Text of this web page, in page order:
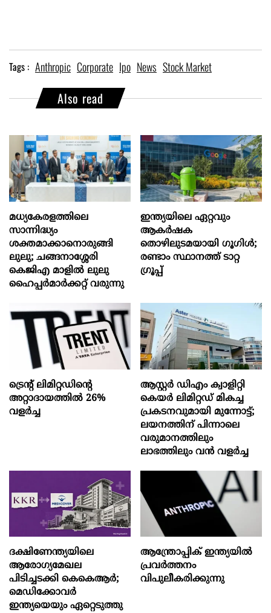
Tags : Anthropic Corporate Ipo News Stock Market
Also read
മധ്യകേരളത്തിലെ
സാന്നിദ്ധ്യം
ശക്തമാക്കാനൊരുങ്ങി
ലുലു; ചങ്ങനാശ്ശേരി
കെജിഎ മാളിൽ ലുലു
ഹൈപ്പർമാർക്കറ്റ് വരുന്നു
ഇന്ത്യയിലെ ഏറ്റവും
ആകര്‍ഷക
തൊഴിലുടമയായി ഗൂഗിള്‍;
രണ്ടാം സ്ഥാനത്ത് ടാറ്റ
ഗ്രൂപ്പ്
ട്രെന്റ് ലിമിറ്റഡിന്റെ
അറ്റാദായത്തിൽ 26%
വളര്‍ച്ച
ആസ്റ്റർ ഡിഎം ക്വാളിറ്റി
കെയർ ലിമിറ്റഡ് മികച്ച
പ്രകടനവുമായി മുന്നോട്ട്;
ലയനത്തിന് പിന്നാലെ
വരുമാനത്തിലും
ലാഭത്തിലും വൻ വളർച്ച
ദക്ഷിണേന്ത്യയിലെ
ആരോഗ്യമേഖല
പിടിച്ചടക്കി കെകെആർ;
മെഡിക്കോവർ
ഇന്ത്യയെയും ഏറ്റെടുത്തു
ആന്ത്രോപ്പിക് ഇന്ത്യയില്‍
പ്രവര്‍ത്തനം
വിപുലീകരിക്കുന്നു